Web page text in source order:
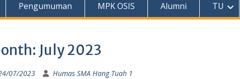
Pengumuman MPK OSIS Alumni TU
July 2023
07/2023 Humas SMA Hang Tuah 1